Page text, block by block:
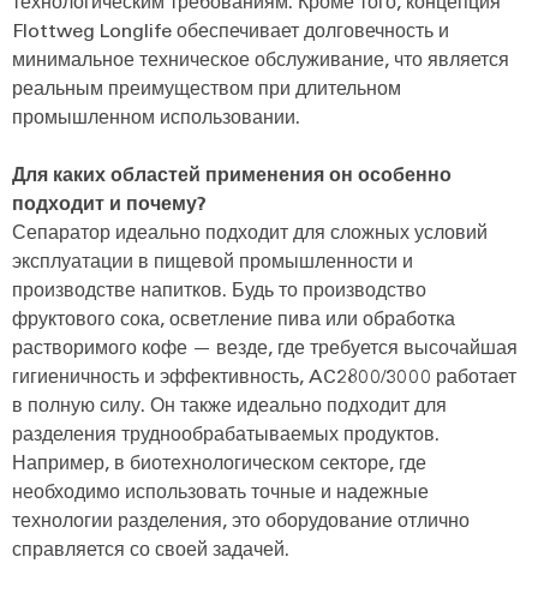
Flottweg Longlife обеспечивает долговечность и
минимальное техническое обслуживание, что является
реальным преимуществом при длительном
промышленном использовании.
Для каких областей применения он особенно
подходит и почему?
Сепаратор идеально подходит для сложных условий
эксплуатации в пищевой промышленности и
производстве напитков. Будь то производство
фруктового сока, осветление пива или обработка
растворимого кофе — везде, где требуется высочайшая
гигиеничность и эффективность, AC2800/3000 работает
в полную силу. Он также идеально подходит для
разделения труднообрабатываемых продуктов.
Например, в биотехнологическом секторе, где
необходимо использовать точные и надежные
технологии разделения, это оборудование отлично
справляется со своей задачей.